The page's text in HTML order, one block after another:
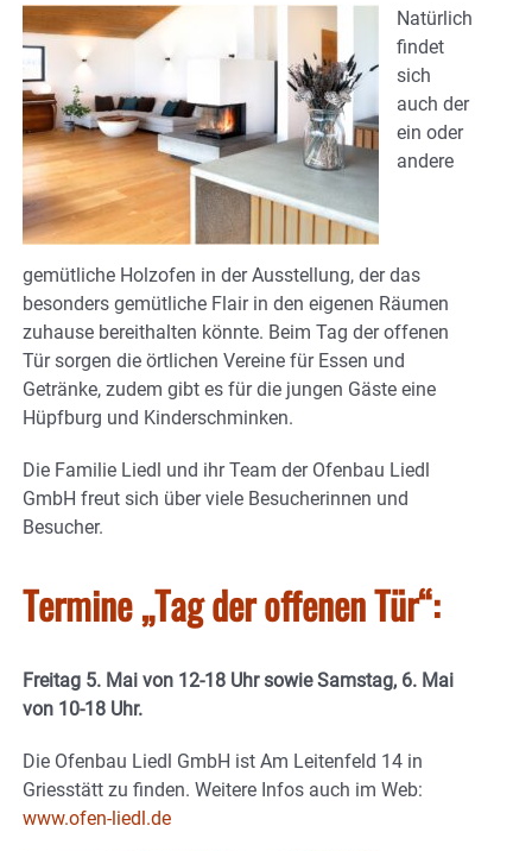
Natürlich
findet
sich
auch der
ein oder
andere
gemütliche Holzofen in der Ausstellung, der das
besonders gemütliche Flair in den eigenen Räumen
zuhause bereithalten könnte. Beim Tag der offenen
Tür sorgen die örtlichen Vereine für Essen und
Getränke, zudem gibt es für die jungen Gäste eine
Hüpfburg und Kinderschminken.
Die Familie Liedl und ihr Team der Ofenbau Liedl
GmbH freut sich über viele Besucherinnen und
Besucher.
Termine „Tag der offenen Tür“:
Freitag 5. Mai von 12-18 Uhr sowie Samstag, 6. Mai
von 10-18 Uhr.
Die Ofenbau Liedl GmbH ist Am Leitenfeld 14 in
Griesstätt zu finden. Weitere Infos auch im Web:
www.ofen-liedl.de